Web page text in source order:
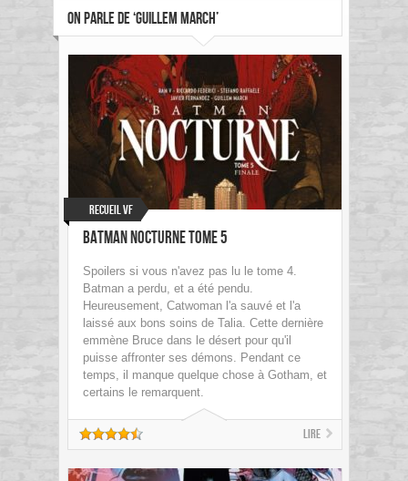
ON PARLE DE ‘GUILLEM MARCH’
Recueil VF
Batman Nocturne Tome 5
Spoilers si vous n'avez pas lu le tome 4.
Batman a perdu, et a été pendu.
Heureusement, Catwoman l'a sauvé et l'a
laissé aux bons soins de Talia. Cette dernière
emmène Bruce dans le désert pour qu'il
puisse affronter ses démons. Pendant ce
temps, il manque quelque chose à Gotham, et
certains le remarquent.
Lire